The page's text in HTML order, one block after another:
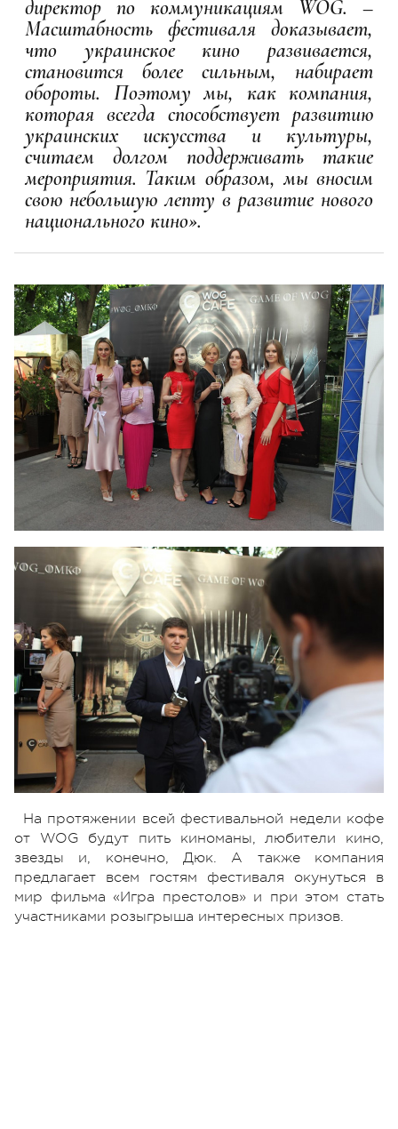
директор по коммуникациям WOG. –
Масштабность фестиваля доказывает,
что украинское кино развивается,
становится более сильным, набирает
обороты. Поэтому мы, как компания,
которая всегда способствует развитию
украинских искусства и культуры,
считаем долгом поддерживать такие
мероприятия. Таким образом, мы вносим
свою небольшую лепту в развитие нового
национального кино».
На протяжении всей фестивальной недели кофе
от WOG будут пить киноманы, любители кино,
звезды и, конечно, Дюк. А также компания
предлагает всем гостям фестиваля окунуться в
мир фильма «Игра престолов» и при этом стать
участниками розыгрыша интересных призов.